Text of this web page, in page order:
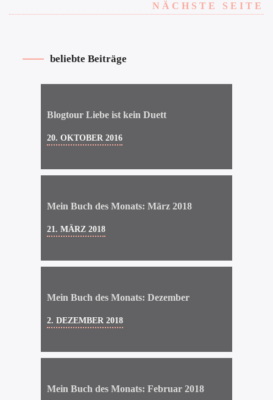
NÄCHSTE SEITE
beliebte Beiträge
Blogtour Liebe ist kein Duett
20. OKTOBER 2016
Mein Buch des Monats: März 2018
21. MÄRZ 2018
Mein Buch des Monats: Dezember
2. DEZEMBER 2018
Mein Buch des Monats: Februar 2018